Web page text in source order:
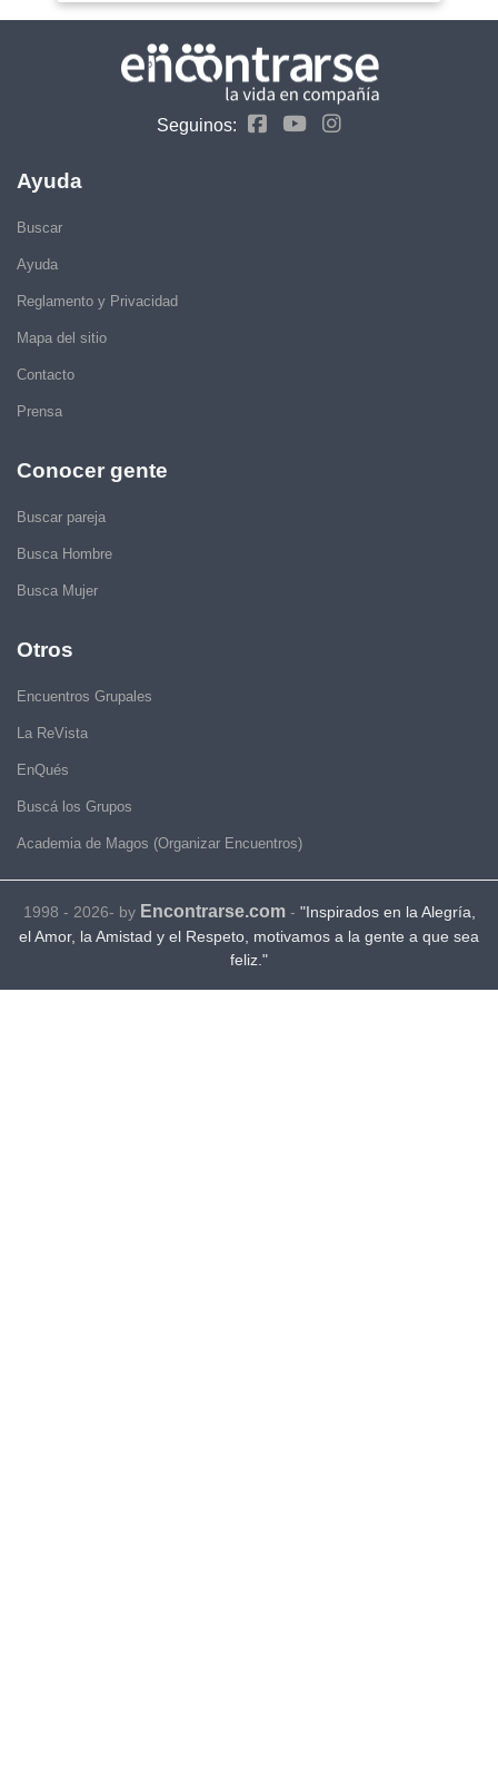
Seguinos:
Ayuda
Buscar
Ayuda
Reglamento y Privacidad
Mapa del sitio
Contacto
Prensa
Conocer gente
Buscar pareja
Busca Hombre
Busca Mujer
Otros
Encuentros Grupales
La ReVista
EnQués
Buscá los Grupos
Academia de Magos (Organizar Encuentros)
1998 - 2026- by Encontrarse.com- "Inspirados en la Alegría,
el Amor, la Amistad y el Respeto, motivamos a la gente a que sea
feliz."